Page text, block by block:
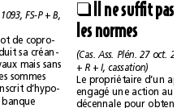
, 25 oct. 2006, n°1093, FS-P +B,
A la suite de la vente d’un lot de copro-
priété, le syndicat avait produit sa créan-
ce pour un montant de travaux mais sans
annexer le relevé détaillé des sommes
réclamées, et il n’avait pas inscrit d’hypo-
thèque. En conséquence, la banque
❑
les normes
+R +I, cassation)